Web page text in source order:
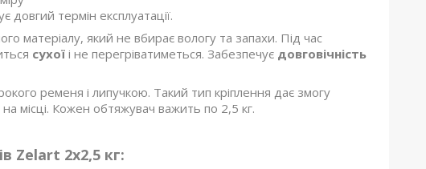
довгий термін експлуатації.
матеріалу, який не вбирає вологу та запахи. Під час
сухої і не перегріватиметься. Забезпечує довговічність
ременя і липучкою. Такий тип кріплення дає змогу
на місці. Кожен обтяжувач важить по 2,5 кг.
Zelart 2х2,5 кг: